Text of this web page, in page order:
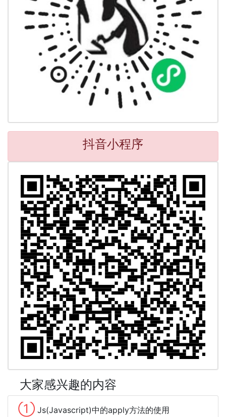
抖音小程序
大家感兴趣的内容
① Js(Javascript)中的apply方法的使用